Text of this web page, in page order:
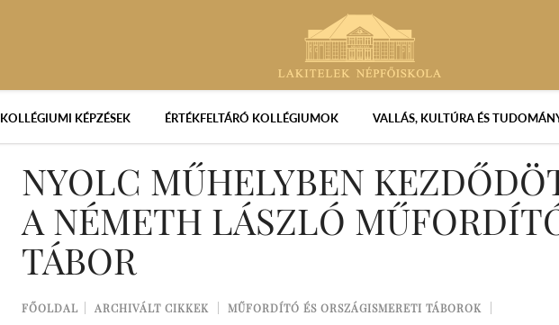
KOLLÉGIUMI KÉPZÉSEK ÉRTÉKFELTÁRÓ KOLLÉGIUMOK VALLÁS, KULTÚRA ÉS
NYOLC MŰHELYBEN
A NÉMETH LÁSZLÓ
TÁBOR
FŐOLDAL ARCHIVÁLT CIKKEK
MŰFORDÍTÓ ÉS ORSZÁGISMERETI TÁBOROK